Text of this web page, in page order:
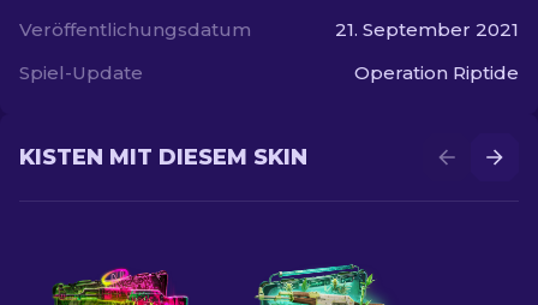
Veröffentlichungsdatum
21. September 2021
Spiel-Update
Operation Riptide
KISTEN MIT DIESEM SKIN